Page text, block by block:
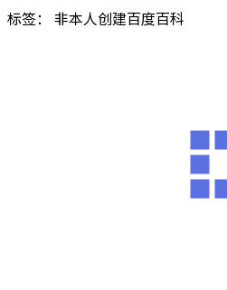
标签： 非本人创建百度百科